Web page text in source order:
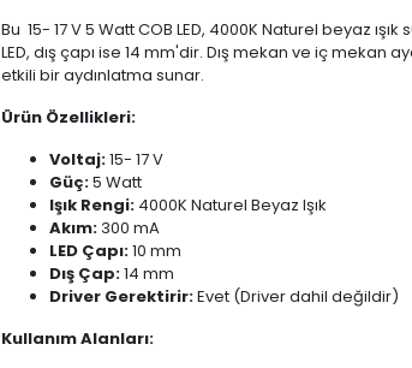
Bu 15- 17 V 5 Watt COB LED, 4000K Naturel beyaz
LED, dış çapı ise 14 mm'dir. Dış mekan ve iç
etkili bir aydınlatma sunar.
Ürün Özellikleri:
Voltaj:15- 17 V
Güç:5 Watt
Işık Rengi: 4000K Naturel Beyaz Işık
Akım:300 mA
LED Çapı:10 mm
Dış Çap:14 mm
Driver Gerektirir:Evet (Driver dahil değildir)
Kullanım Alanları: